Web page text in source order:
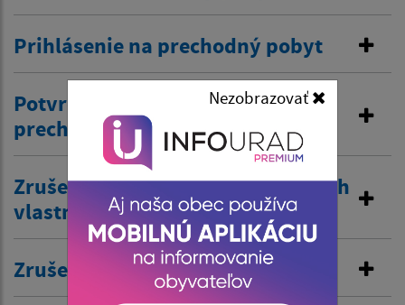
Prihlásenie na prechodný pobyt
Potvrdenie o trvalom /
prechodnom pobyte
Zrušenie trvalého pobytu na návrh
vlastníka budovy
Zrušenie prechodného pobytu
Nezobrazovať